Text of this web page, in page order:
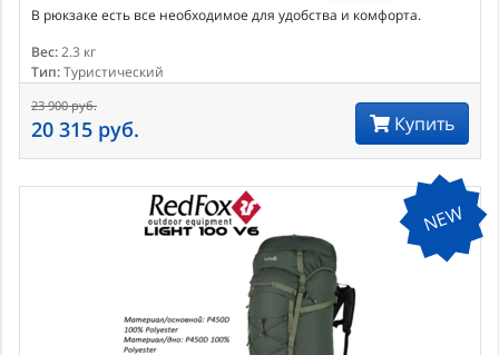
В рюкзаке есть все необходимое для удобства и комфорта.
Вес:2.3 кг
Тип:Туристический
23 900 руб.
20 315 руб. Купить
NEW